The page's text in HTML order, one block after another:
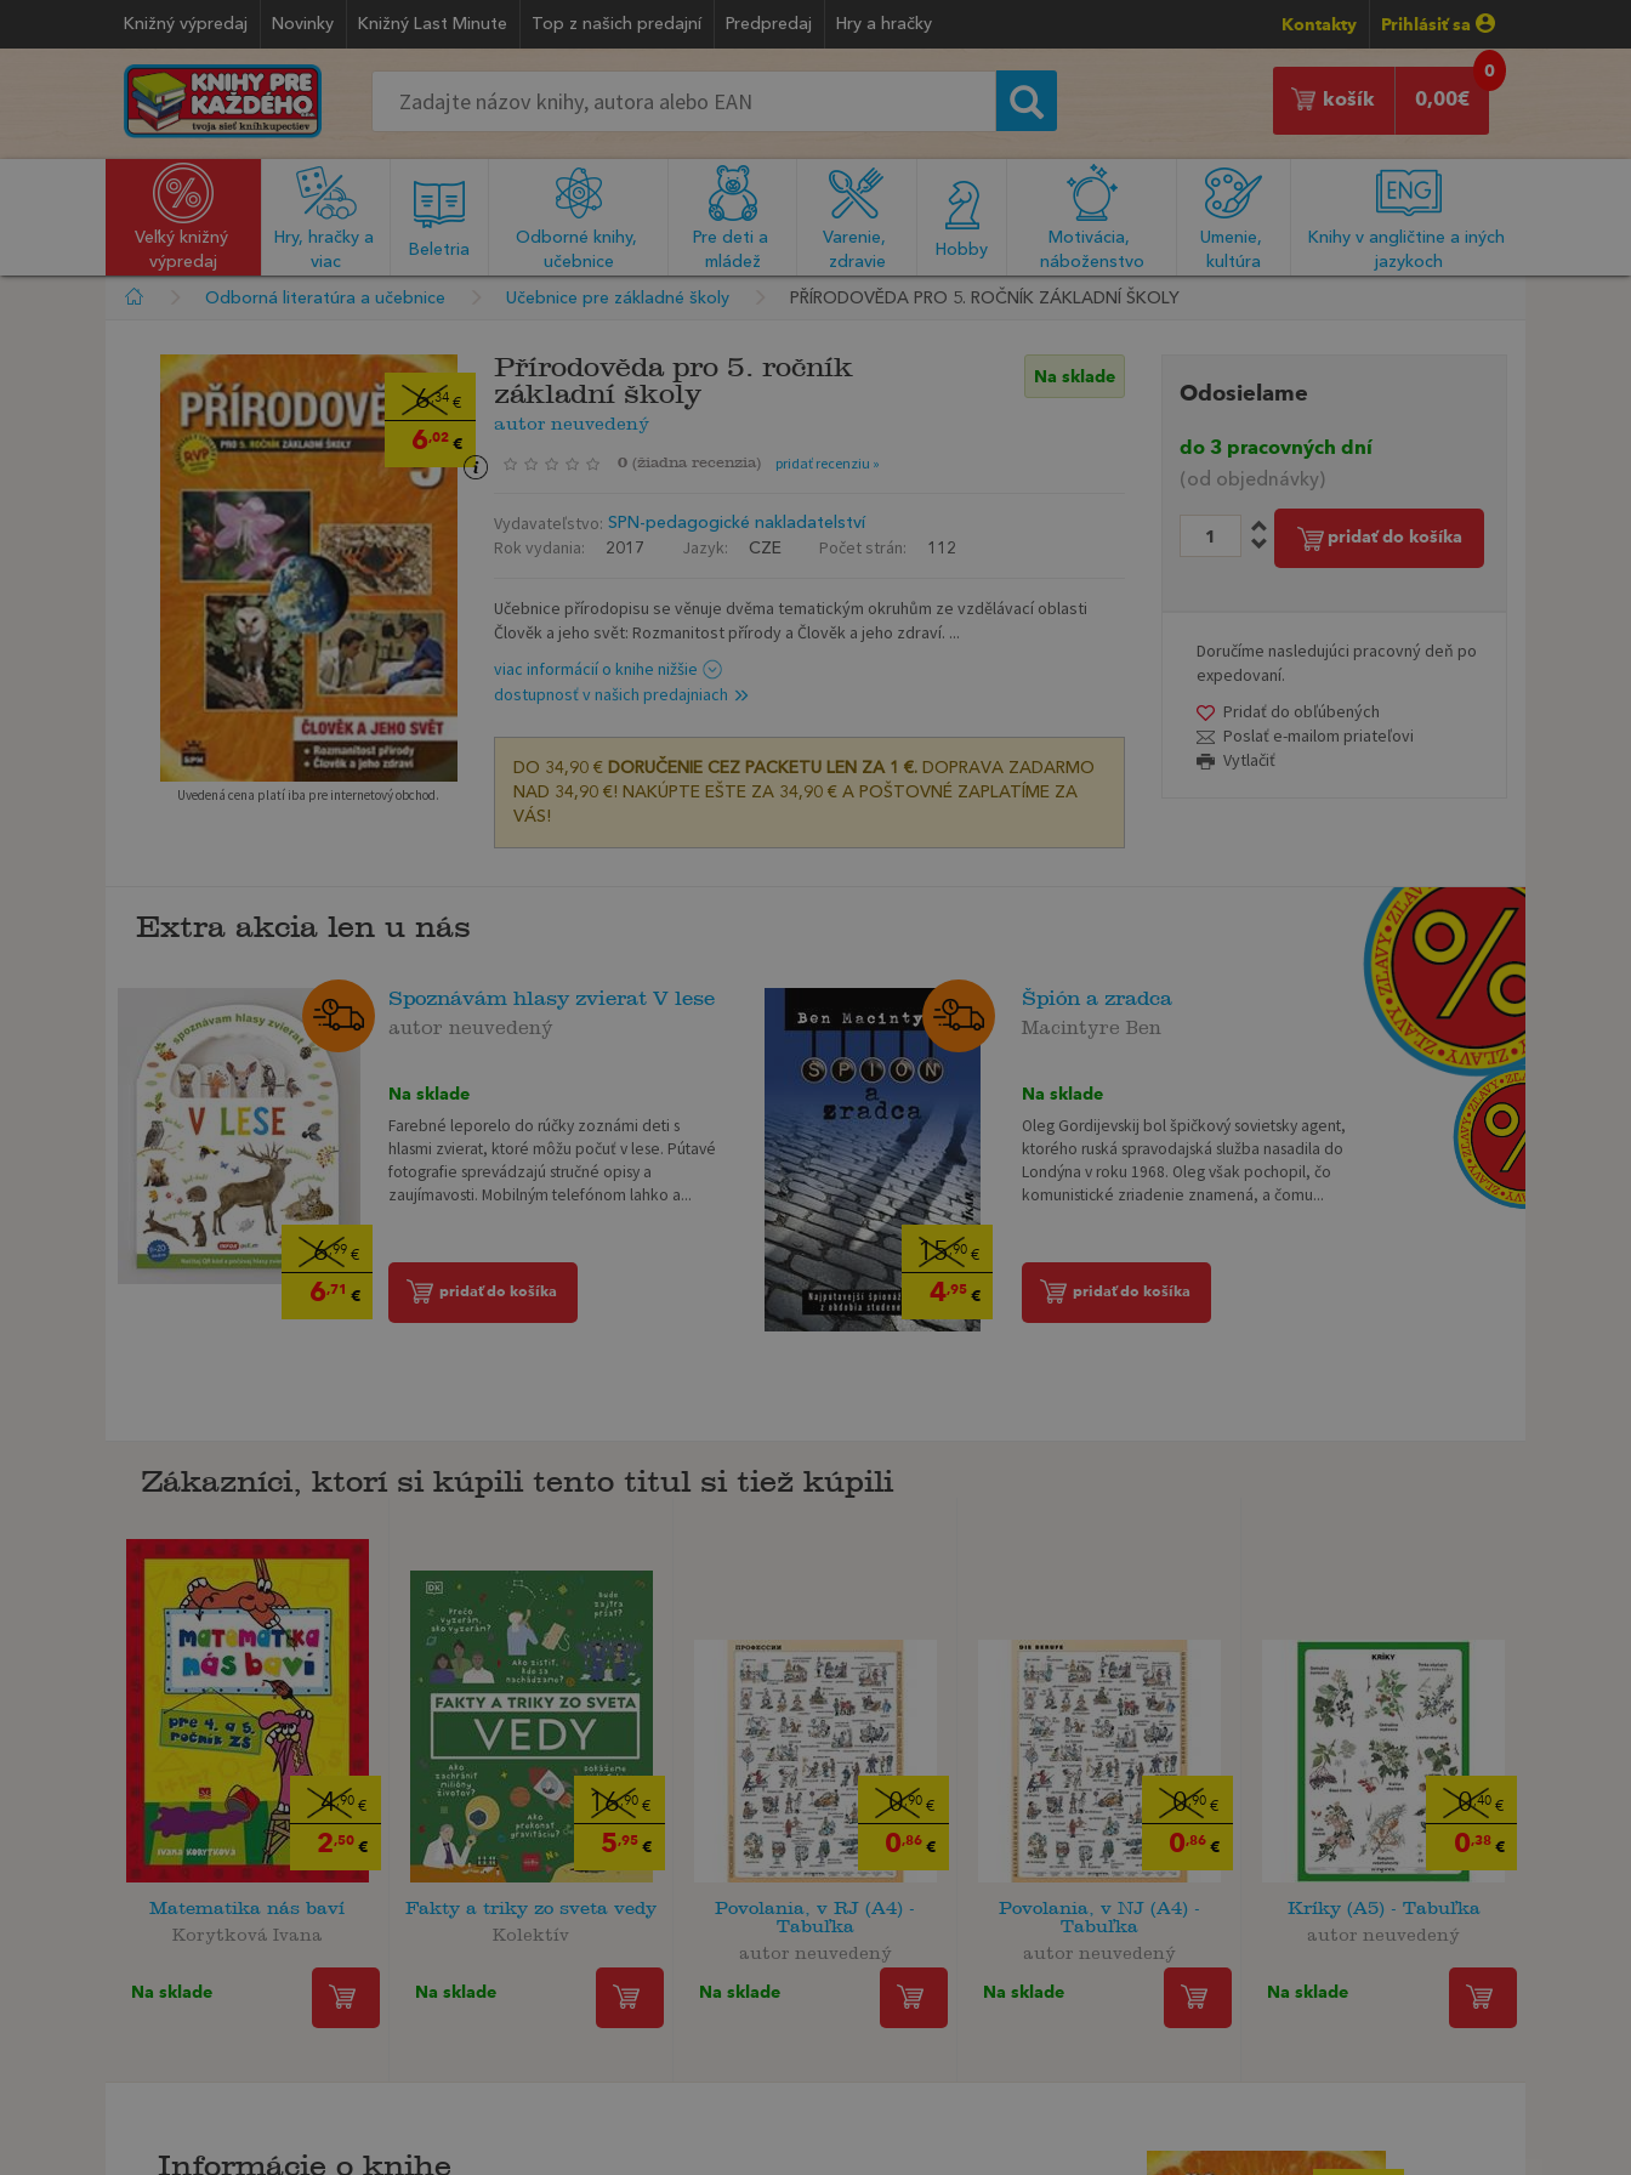
Knižný výpredaj Novinky Knižný Last Minute Top z našich predajní Predpredaj Hry a hračky Kontakty Prihlásiť sa
0
0,00€
košík
Veľký knižný
výpredaj
Hry, hračky a
viac
Beletria
Odborné knihy,
učebnice
Pre deti a
mládež
Varenie,
zdravie
Hobby
Motivácia,
náboženstvo
Umenie,
kultúra
Knihy v angličtine a iných
jazykoch
Odborná literatúra a učebnice Učebnice pre základné školy PŘÍRODOVĚDA PRO 5. ROČNÍK ZÁKLADNÍ ŠKOLY
6,34 €
6,02 €
Uvedená cena platí iba pre internetový obchod.
Přírodověda pro 5. ročník
základní školy
autor neuvedený
Na sklade
0 (žiadna recenzia) pridať recenziu »
Vydavateľstvo: SPN-pedagogické nakladatelství
Rok vydania: 2017 Jazyk: CZE Počet strán: 112
Učebnice přírodopisu se věnuje dvěma tematickým okruhům ze vzdělávací oblasti
Člověk a jeho svět: Rozmanitost přírody a Člověk a jeho zdraví. ...
viac informácií o knihe nižšie
dostupnosť v našich predajniach
DO 34,90 € DORUČENIE CEZ PACKETU LEN ZA 1 €.DOPRAVA ZADARMO
NAD 34,90 €! NAKÚPTE EŠTE ZA 34,90 € A POŠTOVNÉ ZAPLATÍME ZA
VÁS!
Odosielame
do 3 pracovných dní
(od objednávky)
pridať do košíka
Doručíme nasledujúci pracovný deň po
expedovaní.
Pridať do obľúbených
Poslať e-mailom priateľovi
Vytlačiť
Extra akcia len u nás
6,99 €
6,71 €
Spoznávám hlasy zvierat V lese
autor neuvedený
Na sklade
Farebné leporelo do rúčky zoznámi deti s
hlasmi zvierat, ktoré môžu počuť v lese. Pútavé
fotografie sprevádzajú stručné opisy a
zaujímavosti. Mobilným telefónom lahko a...
pridať do košíka
15,90€
4,95€
Špión a zradca
Macintyre Ben
Na sklade
Oleg Gordijevskij bol špičkový sovietsky agent,
ktorého ruská spravodajská služba nasadila do
Londýna v roku 1968. Oleg však pochopil, čo
komunistické zriadenie znamená, a čomu...
pridať do košíka
Zákazníci, ktorí si kúpili tento titul si tiež kúpili
4,90 €
2,50 €
Matematika nás baví
Korytková Ivana
Na sklade
16,90 €
5,95 €
Fakty a triky zo sveta vedy
Kolektív
Na sklade
0,90 €
0,86 €
Povolania, v RJ (A4) -
Tabuľka
autor neuvedený
Na sklade
0,90 €
0,86 €
Povolania, v NJ (A4) -
Tabuľka
autor neuvedený
Na sklade
0,40€
0,38€
Kríky (A5) - Tabuľka
autor neuvedený
Na sklade
Informácie o knihe